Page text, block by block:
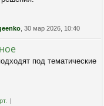
, 30 мар 2026, 10:40
под тематические